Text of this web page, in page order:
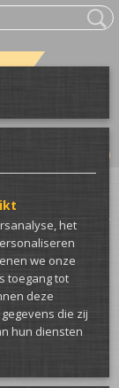
(0)
op
gerust
het
we onze
toegang tot
deze
die zij
hun diensten